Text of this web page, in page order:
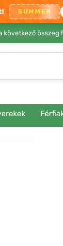
SUMMER
következő összeg